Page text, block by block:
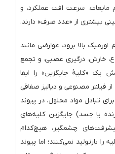
سرعت افت عملکرد، و
بیشتری از «عدد صرف» دارند.
بالا برود، عوارضی مانند
خارش، درگیری عصبی، و تجمع
یک «کلیهٔ جایگزین» را ایفا
فیلتر مصنوعی و دیالیز صفاقی
تبادل مواد محلول. در پیوند
یا جسد) جایگزین کلیه‌های
چشمگیر، هیچ‌کدام
بازتولید نمی‌کنند؛ اما پیوند